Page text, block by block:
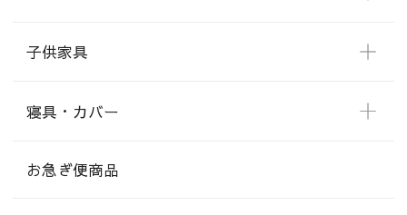
子供家具
寝具・カバー
お急ぎ便商品